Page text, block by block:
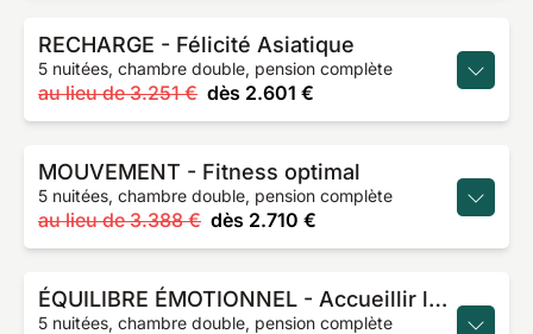
RECHARGE - Félicité Asiatique
5 nuitées, chambre double, pension complète
au lieu de 3.251 € dès 2.601 €
MOUVEMENT - Fitness optimal
5 nuitées, chambre double, pension complète
au lieu de 3.388 € dès 2.710 €
ÉQUILIBRE ÉMOTIONNEL - Accueillir le changement
5 nuitées, chambre double, pension complète